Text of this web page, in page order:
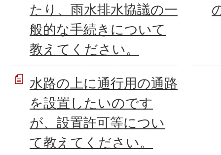
たり、雨水排水協議の一
般的な手続きについて
教えてください。
水路の上に通行用の通路
を設置したいのです
が、設置許可等につい
て教えてください。